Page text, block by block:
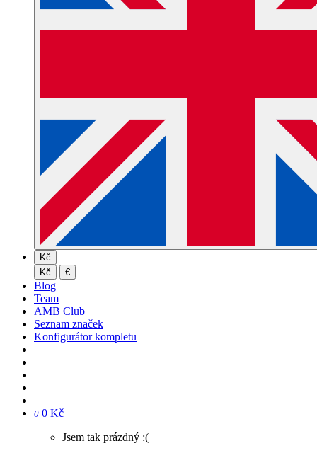
Kč
Kč
€
Blog
Team
AMB Club
Seznam značek
Konfigurátor kompletu
0 0 Kč
Jsem tak prázdný :(